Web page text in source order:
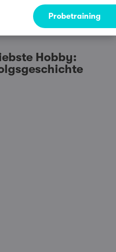
Probetraining
Hobby: